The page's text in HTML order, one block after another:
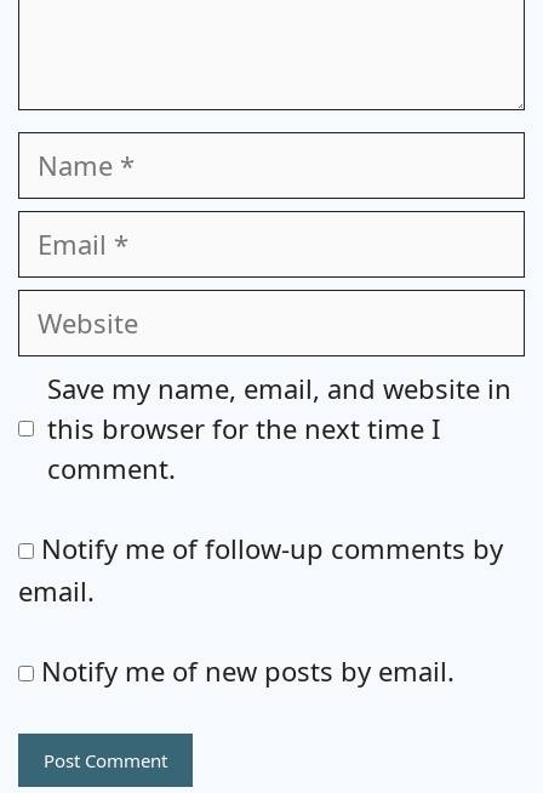
Name
Email
Website
Save my name, email, and website in
this browser for the next time I
comment.
Notify me of follow-up comments by
email.
Notify me of new posts by email.